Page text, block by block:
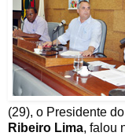
(29), o Presidente
Ribeiro Lima, falou